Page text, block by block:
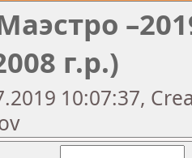
г.р.)
10:07:37,